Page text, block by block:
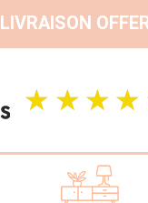
LIVRAISON